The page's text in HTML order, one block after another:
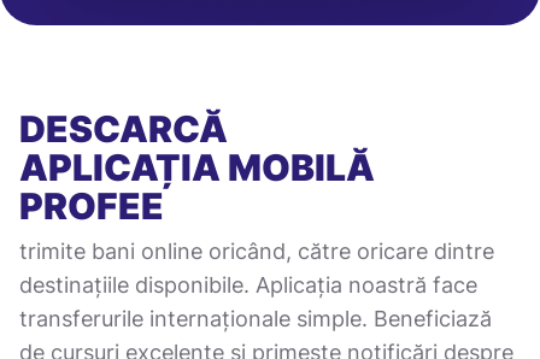
DESCARCĂ
APLICAȚIA MOBILĂ
PROFEE
trimite bani online oricând, către oricare dintre
destinațiile disponibile. Aplicația noastră face
transferurile internaționale simple. Beneficiază
de cursuri excelente și primește notificări despre